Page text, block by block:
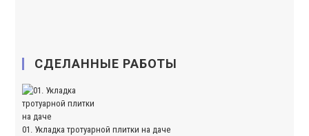
СДЕЛАННЫЕ РАБОТЫ
01. Укладка тротуарной плитки на даче